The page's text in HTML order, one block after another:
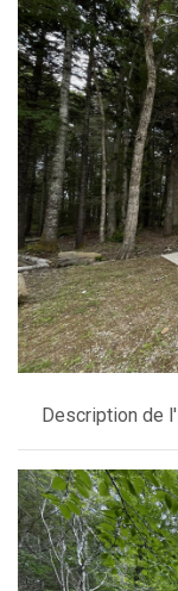
Description de